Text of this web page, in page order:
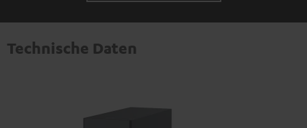
Technische Daten